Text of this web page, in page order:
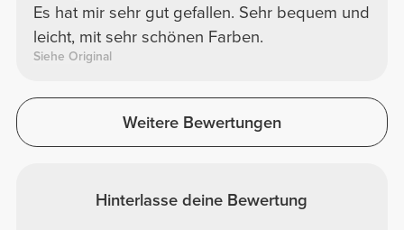
Es hat mir sehr gut gefallen. Sehr bequem und
leicht, mit sehr schönen Farben.
Siehe Original
Weitere Bewertungen
Hinterlasse deine Bewertung